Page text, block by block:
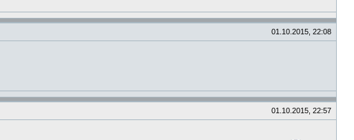
01.10.2015, 22:08
01.10.2015, 22:57